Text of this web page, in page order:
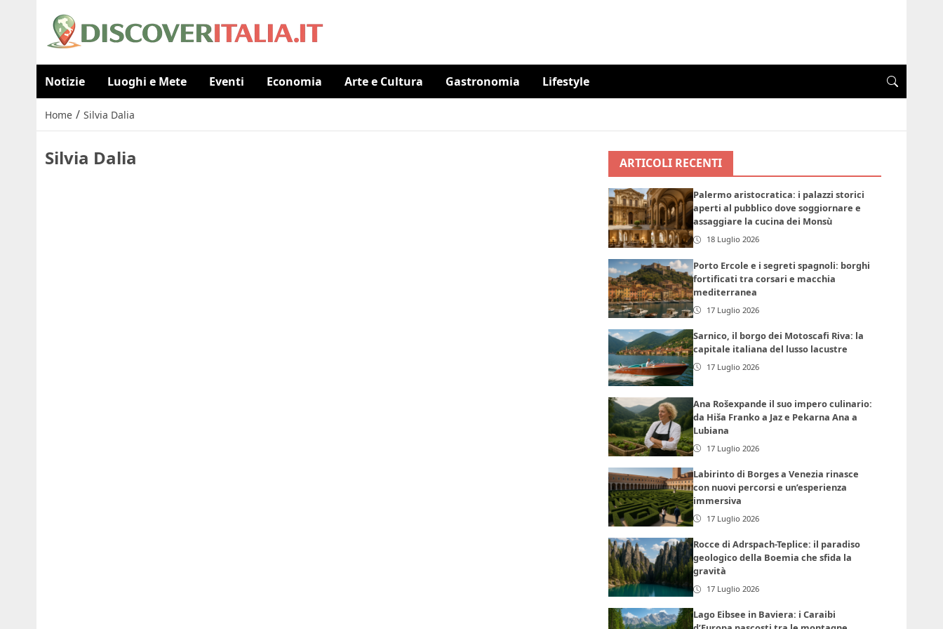
Notizie Luoghi e Mete Eventi Economia Arte e Cultura Gastronomia Lifestyle
Home / Silvia Dalia
Silvia Dalia ARTICOLI RECENTI
Palermo aristocratica: i palazzi storici
aperti al pubblico dove soggiornare e
assaggiare la cucina dei Monsù
18 Luglio 2026
Porto Ercole e i segreti spagnoli: borghi
fortificati tra corsari e macchia
mediterranea
17 Luglio 2026
Sarnico, il borgo dei Motoscafi Riva: la
capitale italiana del lusso lacustre
17 Luglio 2026
Ana Rošexpande il suo impero culinario:
da Hiša Franko a Jaz e Pekarna Ana a
Lubiana
17 Luglio 2026
Labirinto di Borges a Venezia rinasce
con nuovi percorsi e un’esperienza
immersiva
17 Luglio 2026
Rocce di Adrspach-Teplice: il paradiso
geologico della Boemia che sfida la
gravità
17 Luglio 2026
Lago Eibsee in Baviera: i Caraibi